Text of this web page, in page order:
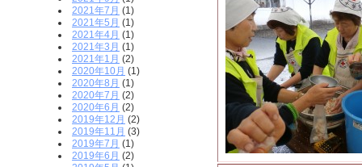
2021年7月 (1)
2021年5月 (1)
2021年4月 (1)
2021年3月 (1)
2021年1月 (2)
2020年10月 (1)
2020年8月 (1)
2020年7月 (2)
2020年6月 (2)
2019年12月 (2)
2019年11月 (3)
2019年7月 (1)
2019年6月 (2)